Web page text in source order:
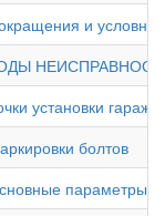
и
КОДЫ
установки
болтов
параметры